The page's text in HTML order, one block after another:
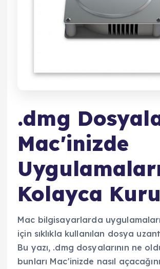
.dmg
Mac'inizde
Kolayca
Mac bilgisayarlarda
için sıklıkla kullanılan dosya
Bu yazı, .dmg dosyalarının ne
bunları Mac'inizde nasıl